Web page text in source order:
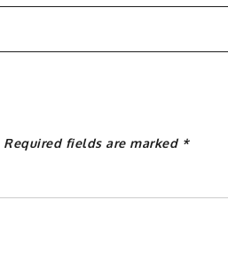
Required fields are marked *